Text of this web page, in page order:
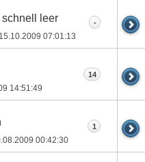
leer
15.10.2009 07:01:13
-
14:51:49
14
00:42:30
1